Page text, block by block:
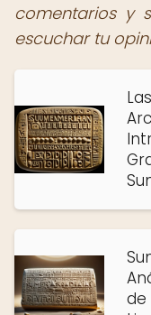
comentarios y
escuchar tu
de